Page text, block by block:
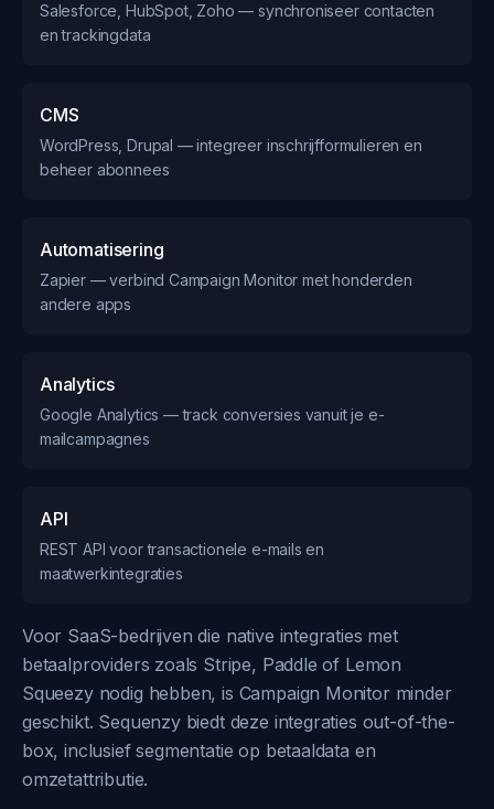
Salesforce, HubSpot, Zoho — synchroniseer contacten
en trackingdata
CMS
WordPress, Drupal — integreer inschrijfformulieren en
beheer abonnees
Automatisering
Zapier — verbind Campaign Monitor met honderden
andere apps
Analytics
Google Analytics — track conversies vanuit je e-
mailcampagnes
API
REST API voor transactionele e-mails en
maatwerkintegraties
Voor SaaS-bedrijven die native integraties met
betaalproviders zoals Stripe, Paddle of Lemon
Squeezy nodig hebben, is Campaign Monitor minder
geschikt. Sequenzy biedt deze integraties out-of-the-
box, inclusief segmentatie op betaaldata en
omzetattributie.